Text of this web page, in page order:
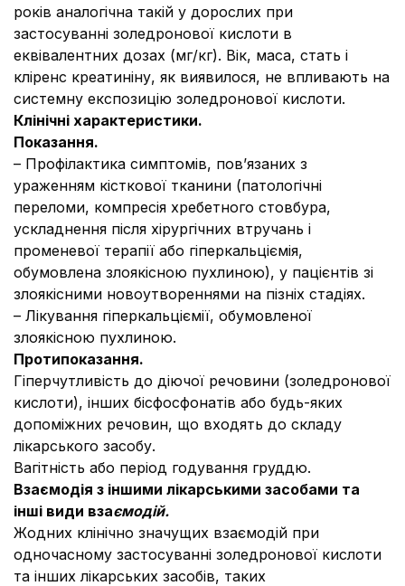
років аналогічна такій у дорослих при
застосуванні золедронової кислоти в
еквівалентних дозах (мг/кг). Вік, маса, стать і
кліренс креатиніну, як виявилося, не впливають на
системну експозицію золедронової кислоти.
Клінічні характеристики.
Показання.
– Профілактика симптомів, пов’язаних з
ураженням кісткової тканини (патологічні
переломи, компресія хребетного стовбура,
ускладнення після хірургічних втручань і
променевої терапії або гіперкальціємія,
обумовлена злоякісною пухлиною), у пацієнтів зі
злоякісними новоутвореннями на пізніх стадіях.
– Лікування гіперкальціємії, обумовленої
злоякісною пухлиною.
Протипоказання.
Гіперчутливість до діючої речовини (золедронової
кислоти), інших бісфосфонатів або будь-яких
допоміжних речовин, що входять до складу
лікарського засобу.
Вагітність або період годування груддю.
Взаємодія з іншими лікарськими засобами та
інші види взаємодій.
Жодних клінічно значущих взаємодій при
одночасному застосуванні золедронової кислоти
та інших лікарських засобів, таких